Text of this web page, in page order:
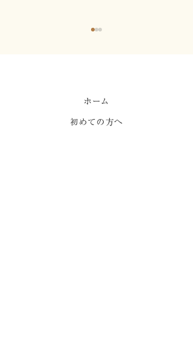
はりって痛くないです
ホーム
初めての方へ